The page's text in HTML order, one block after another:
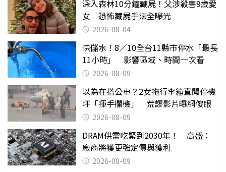
深入森林10分鐘藏屍！父涉殺害9歲愛
女 恐怖藏屍手法全曝光
2026-08-04
快儲水！8／10全台11縣市停水「最長
11小時」 影響區域、時間一次看
2026-08-09
以為在搭公車？2女拖行李箱直闖停機
坪「揮手攔機」 荒謬影片曝網傻眼
2026-08-09
DRAM供需吃緊到2030年！ 高盛：
廠商將獲更強定價與獲利
2026-08-09